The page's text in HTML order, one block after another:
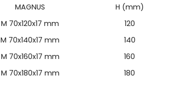
MAGNUS H (mm)
M 70x120x17 mm
120
M 70x140x17 mm
140
M 70x160x17 mm
160
M 70x180x17 mm
180